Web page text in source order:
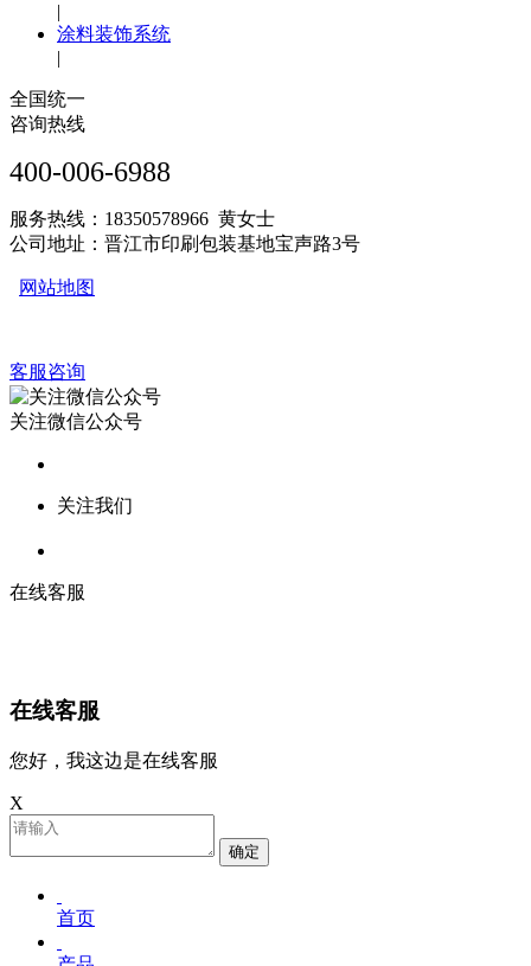
|
涂料装饰系统
|
全国统一
咨询热线
400-006-6988
服务热线：18350578966 黄女士
公司地址：晋江市印刷包装基地宝声路3号
网站地图
客服咨询
关注微信公众号
关注我们
在线客服
在线客服
您好，我这边是在线客服
X
确定
首页